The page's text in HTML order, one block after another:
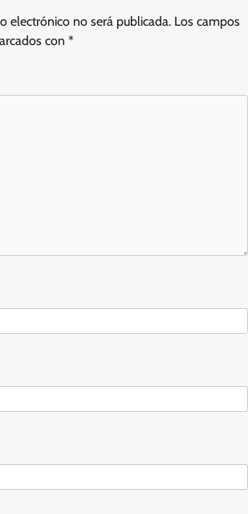
electrónico no será publicada. Los campos
con *